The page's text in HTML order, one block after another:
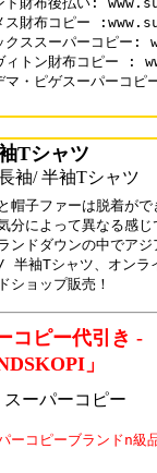
ス財布コピー
クススーパーコピ
ィトン財布コピ
マ・ピゲスーパー
Tシャツ
袖/ 半袖Tシャツ
帽子ファーは脱着が
分によって異なる感
ンドダウンの中でアジ
半袖Tシャツ、オン
ショップ販売！
コピー代引き -
」
ーパーコピー
ーコピーブランドn級